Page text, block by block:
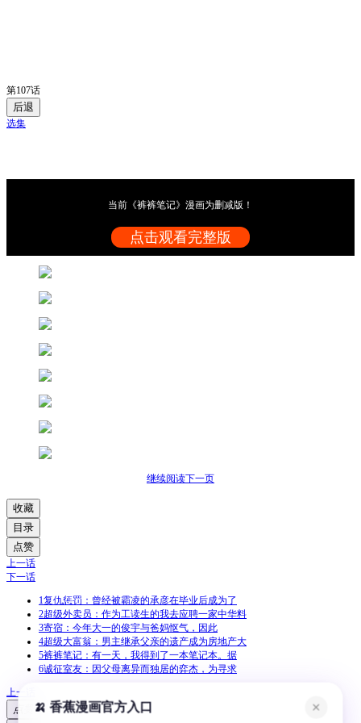
第107话
后退
选集
当前《裤裤笔记》漫画为删减版！
点击观看完整版
继续阅读下一页
收藏
目录
点赞
上一话
下一话
1复仇惩罚：曾经被霸凌的承彦在毕业后成为了
2超级外卖员：作为工读生的我去应聘一家中华料
3寄宿：今年大一的俊宇与爸妈怄气，因此
4超级大富翁：男主继承父亲的遗产成为房地产大
5裤裤笔记：有一天，我得到了一本笔记本。据
6诚征室友：因父母离异而独居的弈杰，为寻求
上一话
点赞
🍌 香蕉漫画官方入口 ✕